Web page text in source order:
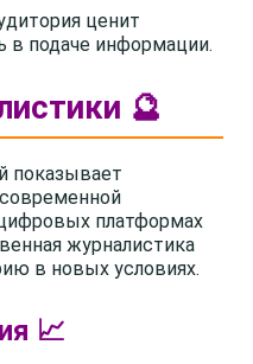
ценит
в подаче информации.
🔮
показывает
платформах
журналистика
в новых условиях.
📈